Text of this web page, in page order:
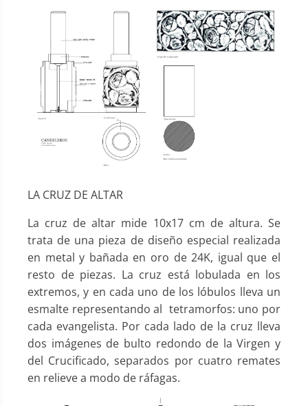
LA CRUZ DE ALTAR
La cruz de altar mide 10x17 cm de altura. Se
trata de una pieza de diseño especial realizada
en metal y bañada en oro de 24K, igual que el
resto de piezas. La cruz está lobulada en los
extremos, y en cada uno de los lóbulos lleva un
esmalte representando al tetramorfos: uno por
cada evangelista. Por cada lado de la cruz lleva
dos imágenes de bulto redondo de la Virgen y
del Crucificado, separados por cuatro remates
en relieve a modo de ráfagas.